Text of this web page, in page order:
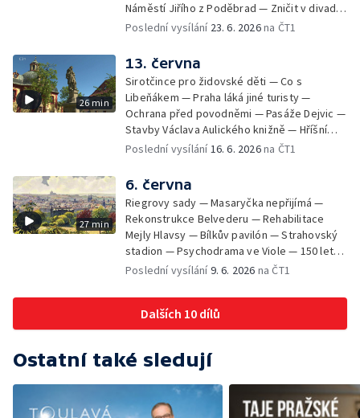
Náměstí Jiřího z Poděbrad — Zničit v divadle
Komedie — Den otevřených dveří — Letní
Poslední vysílání 23. 6. 2026na ČT1
26 min
13. června
Sirotčince pro židovské děti — Co s
Libeňákem — Praha láká jiné turisty —
Ochrana před povodněmi — Pasáže Dejvic —
Stavby Václava Aulického knižně — Hříšní
lidé v Divadle ABC — Kunratice
Poslední vysílání16. 6. 2026na ČT1
27 min
6. června
Riegrovy sady — Masaryčka nepřijímá —
Rekonstrukce Belvederu — Rehabilitace
Mejly Hlavsy — Bílkův pavilón — Strahovský
stadion — Psychodrama ve Viole — 150 let
od smrti Františka Palackého —
Poslední vysílání9. 6. 2026 na ČT1
Dalších 10 dílů
Ostatní také sledují